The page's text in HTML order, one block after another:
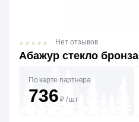
Абажур стекло бронза
Нет отзывов
По карте партнера
736 ₽ / шт